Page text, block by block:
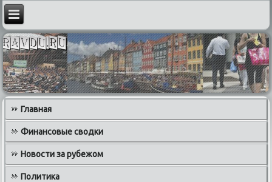
Главная
Финансовые сводки
Новости за рубежом
Политика